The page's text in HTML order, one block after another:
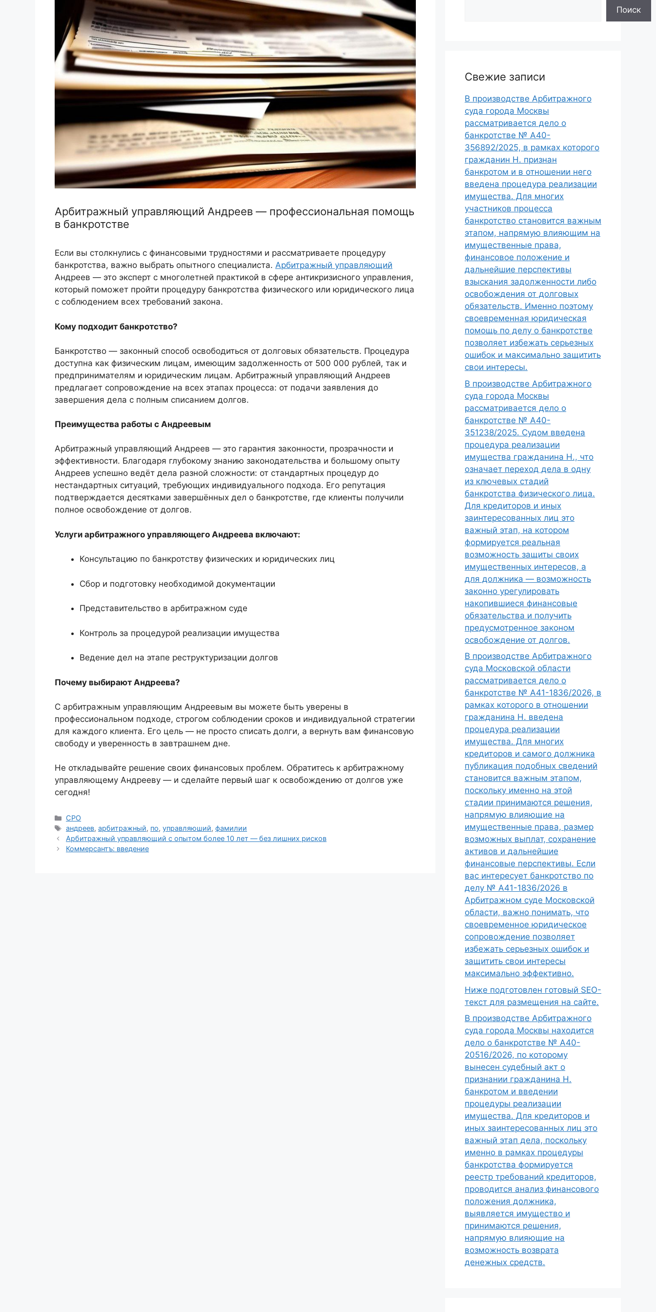
Арбитражный управляющий Андреев — профессиональная помощь
в банкротстве
Если вы столкнулись с финансовыми трудностями и рассматриваете процедуру
банкротства, важно выбрать опытного специалиста. Арбитражный управляющий
Андреев — это эксперт с многолетней практикой в сфере антикризисного управления,
который поможет пройти процедуру банкротства физического или юридического лица
с соблюдением всех требований закона.
Кому подходит банкротство?
Банкротство — законный способ освободиться от долговых обязательств. Процедура
доступна как физическим лицам, имеющим задолженность от 500 000 рублей, так и
предпринимателям и юридическим лицам. Арбитражный управляющий Андреев
предлагает сопровождение на всех этапах процесса: от подачи заявления до
завершения дела с полным списанием долгов.
Преимущества работы с Андреевым
Арбитражный управляющий Андреев — это гарантия законности, прозрачности и
эффективности. Благодаря глубокому знанию законодательства и большому опыту
Андреев успешно ведёт дела разной сложности: от стандартных процедур до
нестандартных ситуаций, требующих индивидуального подхода. Его репутация
подтверждается десятками завершённых дел о банкротстве, где клиенты получили
полное освобождение от долгов.
Услуги арбитражного управляющего Андреева включают:
Консультацию по банкротству физических и юридических лиц
Сбор и подготовку необходимой документации
Представительство в арбитражном суде
Контроль за процедурой реализации имущества
Ведение дел на этапе реструктуризации долгов
Почему выбирают Андреева?
С арбитражным управляющим Андреевым вы можете быть уверены в
профессиональном подходе, строгом соблюдении сроков и индивидуальной стратегии
для каждого клиента. Его цель — не просто списать долги, а вернуть вам финансовую
свободу и уверенность в завтрашнем дне.
Не откладывайте решение своих финансовых проблем. Обратитесь к арбитражному
управляющему Андрееву — и сделайте первый шаг к освобождению от долгов уже
сегодня!
Рубрики
СРО
Метки
андреев,арбитражный, по,управляюший,фамилии
Арбитражный управляющий с опытом более 10 лет — без лишних рисков
Коммерсантъ: введение
Поиск
Свежие записи
В производстве Арбитражного
суда города Москвы
рассматривается дело о
банкротстве № А40-
356892/2025, в рамках которого
гражданин Н. признан
банкротом и в отношении него
введена процедура реализации
имущества. Для многих
участников процесса
банкротство становится важным
этапом, напрямую влияющим на
имущественные права,
финансовое положение и
дальнейшие перспективы
взыскания задолженности либо
освобождения от долговых
обязательств. Именно поэтому
своевременная юридическая
помощь по делу о банкротстве
позволяет избежать серьезных
ошибок и максимально защитить
свои интересы.
В производстве Арбитражного
суда города Москвы
рассматривается дело о
банкротстве № А40-
351238/2025. Судом введена
процедура реализации
имущества гражданина Н., что
означает переход дела в одну
из ключевых стадий
банкротства физического лица.
Для кредиторов и иных
заинтересованных лиц это
важный этап, на котором
формируется реальная
возможность защиты своих
имущественных интересов, а
для должника — возможность
законно урегулировать
накопившиеся финансовые
обязательства и получить
предусмотренное законом
освобождение от долгов.
В производстве Арбитражного
суда Московской области
рассматривается дело о
банкротстве № А41-1836/2026, в
рамках которого в отношении
гражданина Н. введена
процедура реализации
имущества. Для многих
кредиторов и самого должника
публикация подобных сведений
становится важным этапом,
поскольку именно на этой
стадии принимаются решения,
напрямую влияющие на
имущественные права, размер
возможных выплат, сохранение
активов и дальнейшие
финансовые перспективы. Если
вас интересует банкротство по
делу № А41-1836/2026 в
Арбитражном суде Московской
области, важно понимать, что
своевременное юридическое
сопровождение позволяет
избежать серьезных ошибок и
защитить свои интересы
максимально эффективно.
Ниже подготовлен готовый SEO-
текст для размещения на сайте.
В производстве Арбитражного
суда города Москвы находится
дело о банкротстве № А40-
20516/2026, по которому
вынесен судебный акт о
признании гражданина Н.
банкротом и введении
процедуры реализации
имущества. Для кредиторов и
иных заинтересованных лиц это
важный этап дела, поскольку
именно в рамках процедуры
банкротства формируется
реестр требований кредиторов,
проводится анализ финансового
положения должника,
выявляется имущество и
принимаются решения,
напрямую влияющие на
возможность возврата
денежных средств.